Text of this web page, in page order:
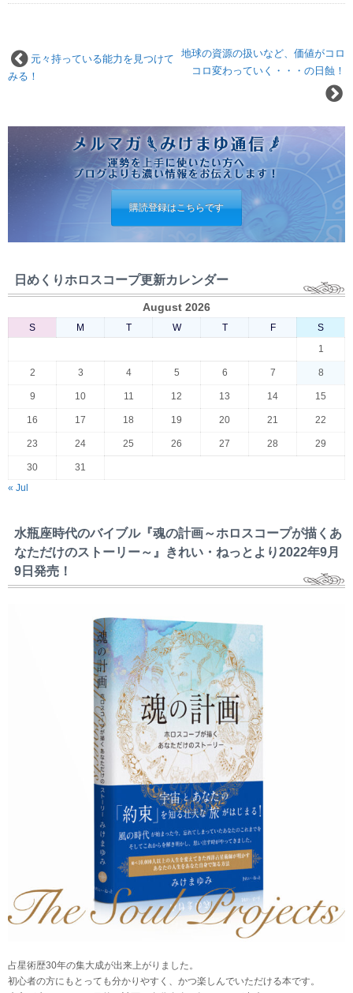
地球の資源の扱いなど、価値がコロ
コロ変わっていく・・・の日蝕！
元々持っている能力を見つけて
みる！
購読登録はこちらです
日めくりホロスコープ更新カレンダー
August 2026
S M T W T F
S
1
2 3 4 5 6 7 8
9 10 11 12 13 14 15
16 17 18 19 20 21 22
23 24 25 26 27 28 29
30
31
« Jul
水瓶座時代のバイブル『魂の計画～ホロスコープが描くあ
なただけのストーリー～』きれい・ねっとより2022年9月
9日発売！
占星術歴30年の集大成が出来上がりました。
初心者の方にもとっても分かりやすく、かつ楽しんでいただける本です。